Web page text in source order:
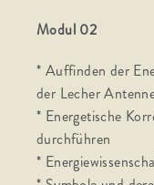
Modul 02
* Auffinden der
der Lecher
* Energetische
durchführen
*